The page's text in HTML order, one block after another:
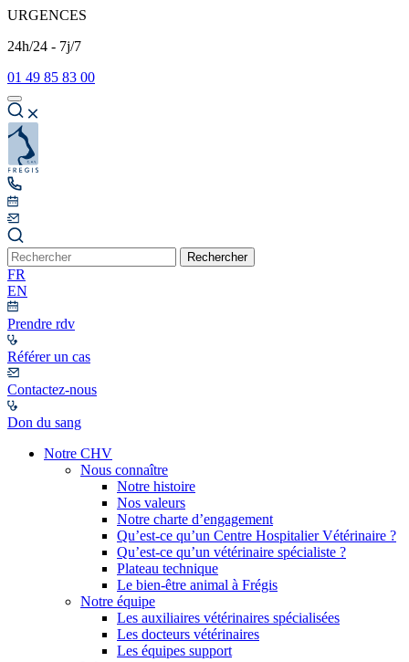
URGENCES
24h/24 - 7j/7
01 49 85 83 00
Rechercher
FR
EN
Prendre rdv
Référer un cas
Contactez-nous
Don du sang
Notre CHV
Nous connaître
Notre histoire
Nos valeurs
Notre charte d’engagement
Qu’est-ce qu’un Centre Hospitalier Vétérinaire ?
Qu’est-ce qu’un vétérinaire spécialiste ?
Plateau technique
Le bien-être animal à Frégis
Notre équipe
Les auxiliaires vétérinaires spécialisées
Les docteurs vétérinaires
Les équipes support